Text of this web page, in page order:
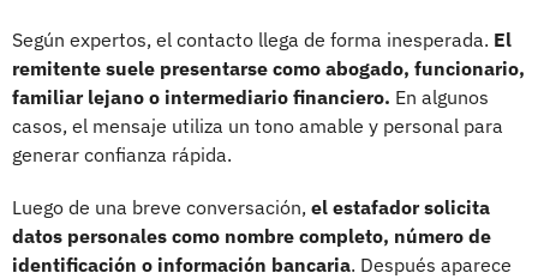
Según expertos, el contacto llega de forma inesperada. El
remitente suele presentarse como abogado, funcionario,
familiar lejano o intermediario financiero. En algunos
casos, el mensaje utiliza un tono amable y personal para
generar confianza rápida.
Luego de una breve conversación, el estafador solicita
datos personales como nombre completo, número de
identificación o información bancaria. Después aparece